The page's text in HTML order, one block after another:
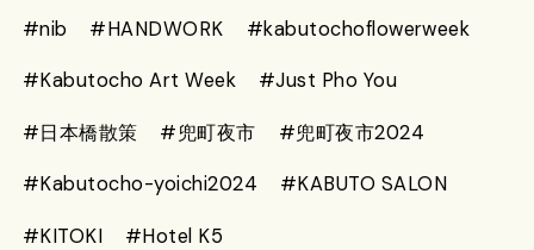
#nib #HANDWORK #kabutochoflowerweek
#Kabutocho Art Week #Just Pho You
#日本橋散策 #兜町夜市 #兜町夜市2024
#Kabutocho-yoichi2024 #KABUTO SALON
#KITOKI #Hotel K5